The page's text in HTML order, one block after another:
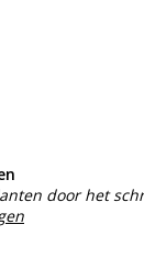
door het